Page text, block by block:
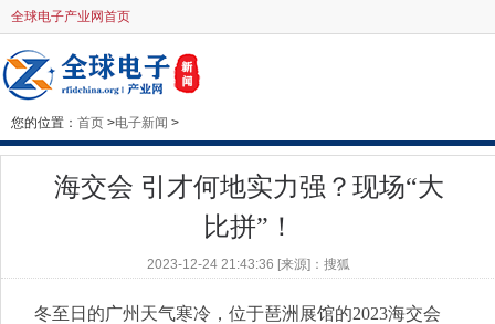
全球电子产业网首页
您的位置： 首页 >电子新闻 >
海交会 引才何地实力强？现场“大
比拼”！
2023-12-24 21:43:36 [来源]：搜狐
冬至日的广州天气寒冷，位于琶洲展馆的2023海交会